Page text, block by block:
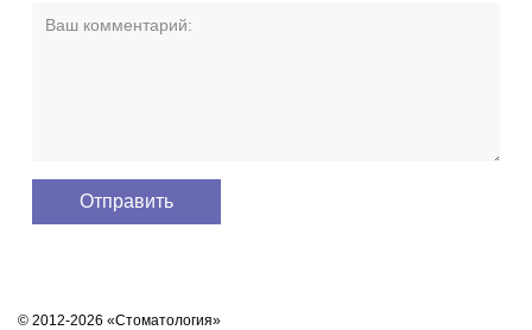
© 2012-2026 «Стоматология»